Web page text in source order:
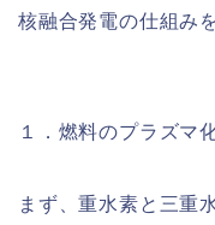
核融合発電の仕組み
１．燃料のプラズマ
まず、重水素と三重